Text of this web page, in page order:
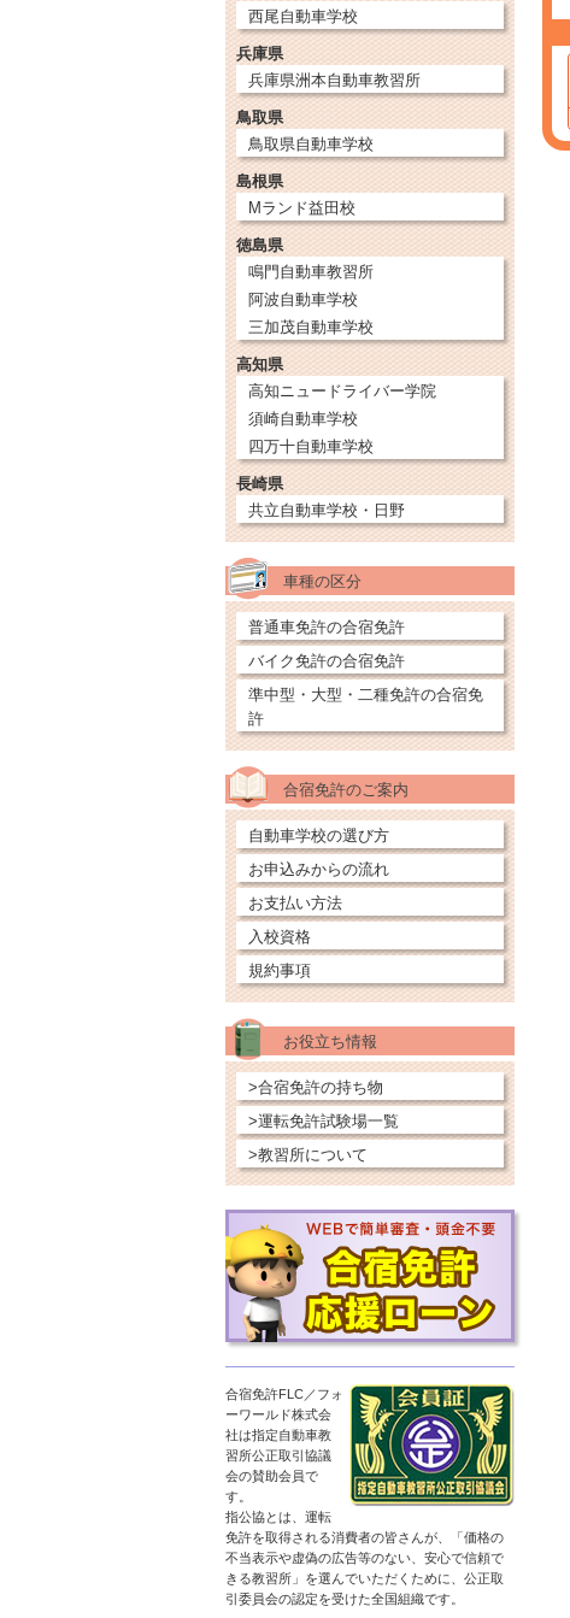
西尾自動車学校
兵庫県
兵庫県洲本自動車教習所
鳥取県
鳥取県自動車学校
島根県
Mランド益田校
徳島県
鳴門自動車教習所
阿波自動車学校
三加茂自動車学校
高知県
高知ニュードライバー学院
須崎自動車学校
四万十自動車学校
長崎県
共立自動車学校・日野
車種の区分
普通車免許の合宿免許
バイク免許の合宿免許
準中型・大型・二種免許の合宿免
許
合宿免許のご案内
自動車学校の選び方
お申込みからの流れ
お支払い方法
入校資格
規約事項
お役立ち情報
>合宿免許の持ち物
>運転免許試験場一覧
>教習所について
合宿免許FLC／フォ
ーワールド株式会
社は指定自動車教
習所公正取引協議
会の賛助会員で
す。
指公協とは、運転
免許を取得される消費者の皆さんが、「価格の
不当表示や虚偽の広告等のない、安心で信頼で
きる教習所」を選んでいただくために、公正取
引委員会の認定を受けた全国組織です。